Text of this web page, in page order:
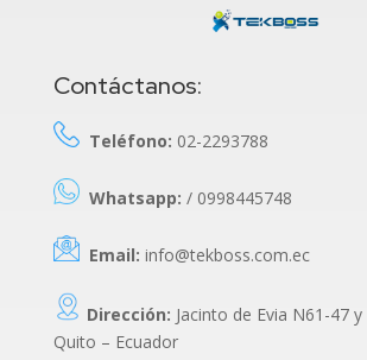
Contáctanos:
Teléfono: 02-2293788
Whatsapp: / 0998445748
Email: info@tekboss.com.ec
Dirección: Jacinto de Evia N61-47
Quito – Ecuador